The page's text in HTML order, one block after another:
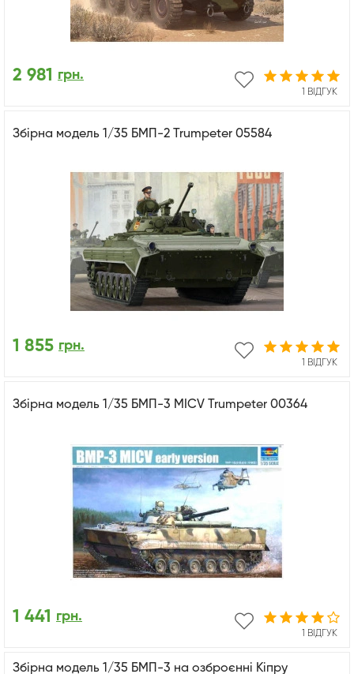
1 ВІДГУК
2 981 грн.
Збірна модель 1/35 БМП-2 Trumpeter 05584
1 ВІДГУК
1 855 грн.
Збірна модель 1/35 БМП-3 MICV Trumpeter 00364
1 ВІДГУК
1 441 грн.
Збірна модель 1/35 БМП-3 на озброєнні Кіпру